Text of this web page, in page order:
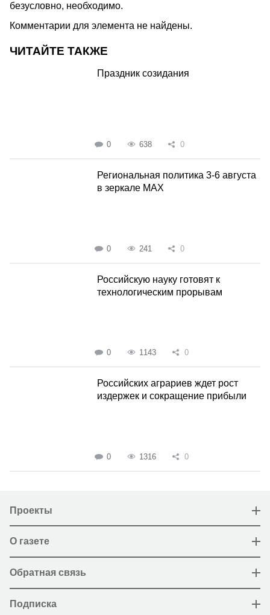
безусловно, необходимо.
Комментарии для элемента не найдены.
ЧИТАЙТЕ ТАКЖЕ
Праздник созидания
0 638 0
Региональная политика 3-6 августа
в зеркале MAX
0 241 0
Российскую науку готовят к
технологическим прорывам
0 1143 0
Российских аграриев ждет рост
издержек и сокращение прибыли
0 1316 0
Проекты
О газете
Обратная связь
Подписка